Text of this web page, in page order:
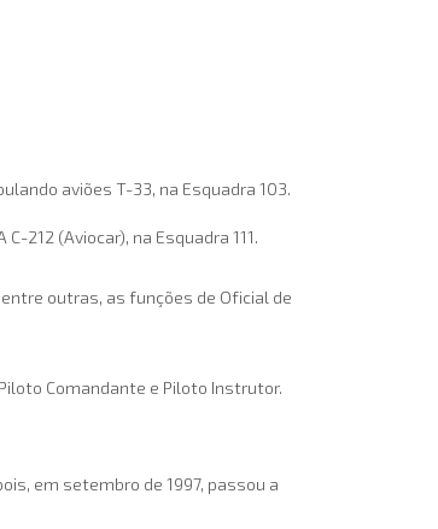
aviões T-33, na Esquadra 103.
212 (Aviocar), na Esquadra 111.
outras, as funções de Oficial de
Comandante e Piloto Instrutor.
em setembro de 1997, passou a